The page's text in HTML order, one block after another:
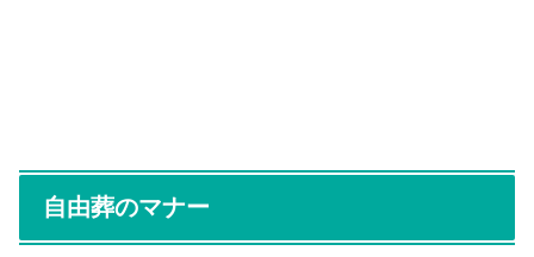
自由葬のマナー